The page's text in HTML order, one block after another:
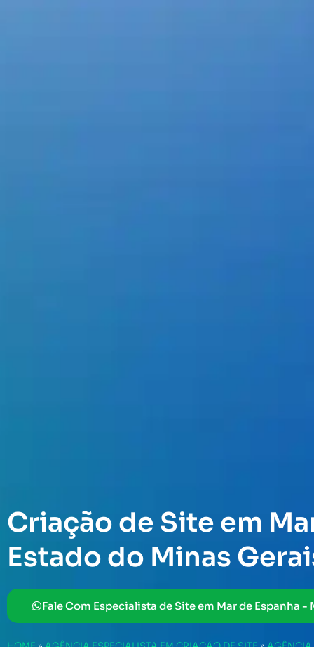
Criação de Site em
Estado do Minas
Fale Com Especialista de Site em Mar de Espanha -